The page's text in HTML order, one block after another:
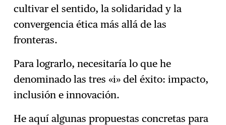
cultivar el sentido, la solidaridad y la
convergencia ética más allá de las
fronteras.
Para lograrlo, necesitaría lo que he
denominado las tres «i» del éxito: impacto,
inclusión e innovación.
He aquí algunas propuestas concretas para